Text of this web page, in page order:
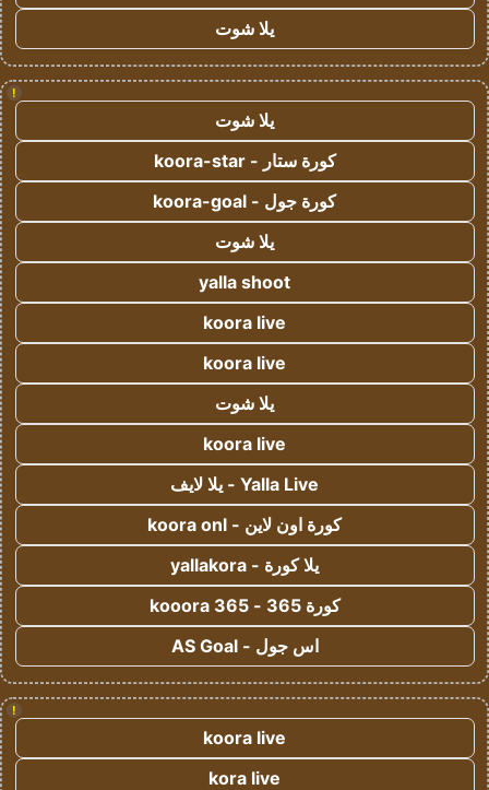
يلا شوت
!
يلا شوت
كورة ستار - koora-star
كورة جول - koora-goal
يلا شوت
yalla shoot
koora live
koora live
يلا شوت
koora live
Yalla Live - يلا لايف
كورة اون لاين - koora onl
يلا كورة - yallakora
كورة 365 - kooora 365
اس جول - AS Goal
!
koora live
kora live